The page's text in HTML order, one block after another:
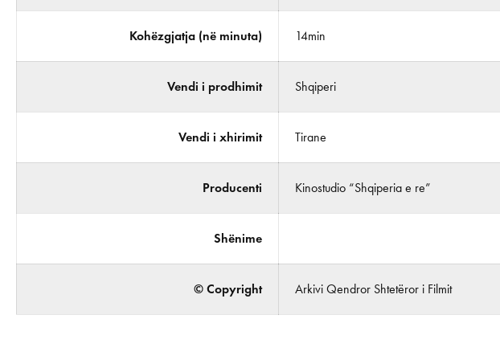
Kohëzgjatja (në minuta) 14min
Vendi i prodhimit Shqiperi
Vendi i xhirimit Tirane
Producenti Kinostudio “Shqiperia e re”
Shënime
© Copyright Arkivi Qendror Shtetëror i Filmit